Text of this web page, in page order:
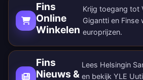
Fins
Online
Winkelen
Krijg toegang tot
Gigantti en Finse
europrijzen.
Fins
Nieuws &
Lees Helsingin
en bekijk YLE